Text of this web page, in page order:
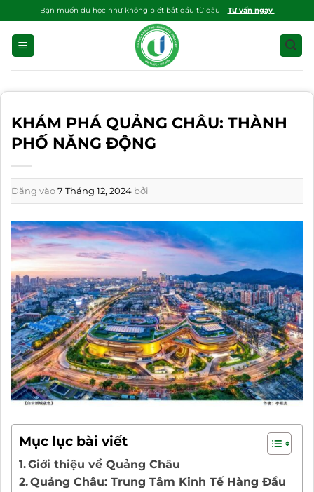
qua
dung
Bạn muốn du học như không biết bắt đầu từ đâu – Tư vấn ngay
KHÁM PHÁ QUẢNG CHÂU: THÀNH
PHỐ NĂNG ĐỘNG
Đăng vào7 Tháng 12, 2024 bởi
Mục lục bài viết
Giới thiệu về Quảng Châu
Quảng Châu: Trung Tâm Kinh Tế Hàng Đầu